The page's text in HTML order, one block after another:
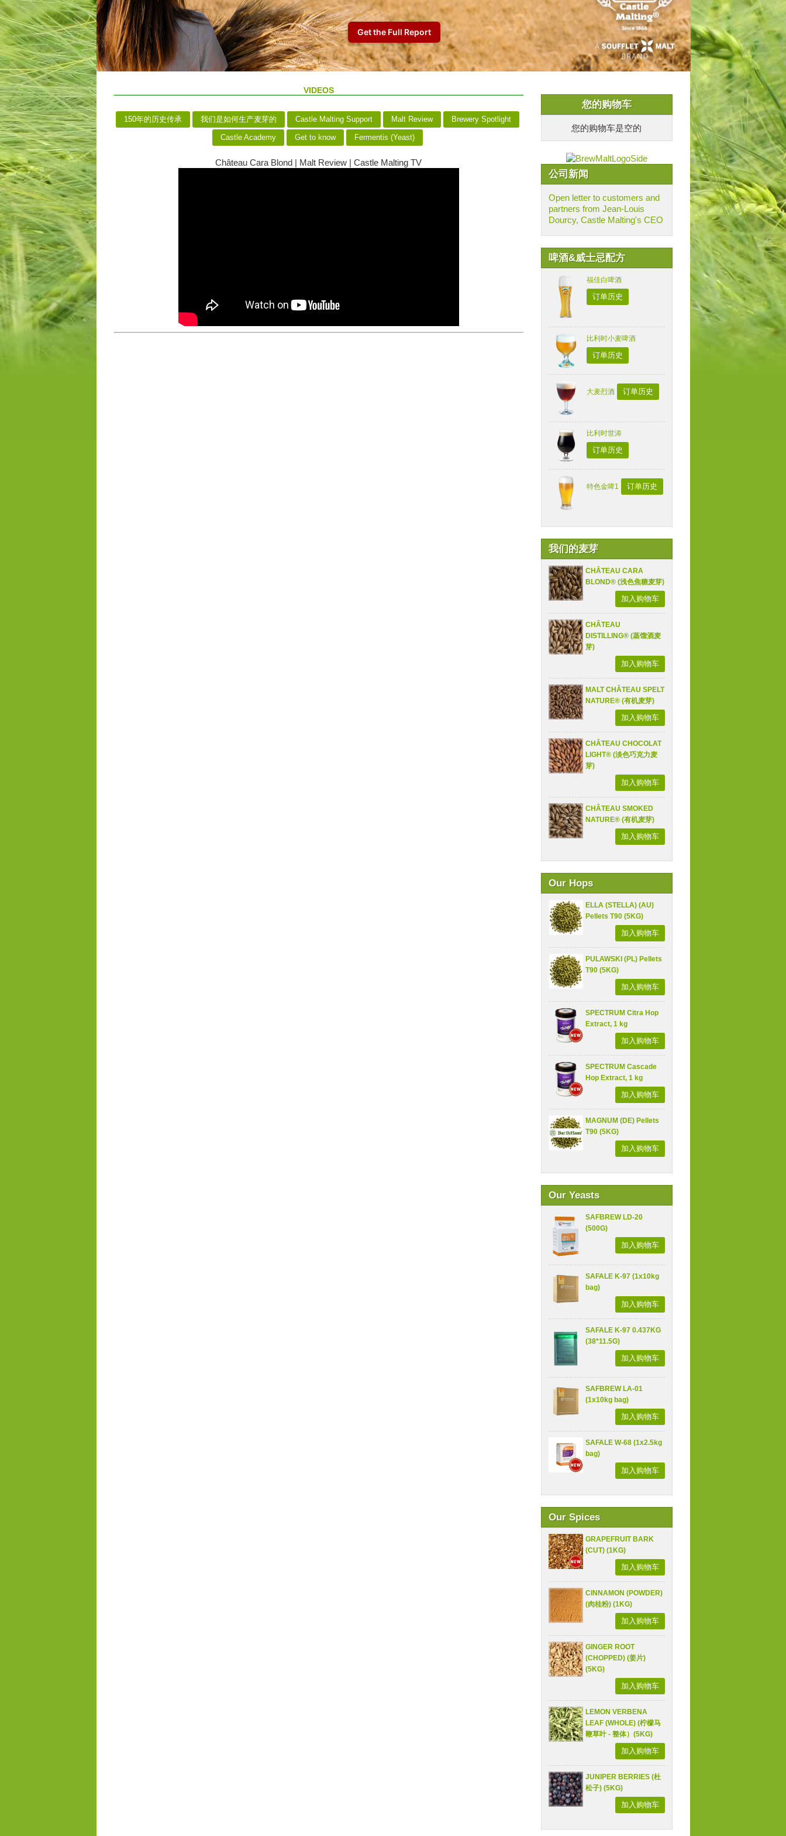
您的购物车
您的购物车是空的
公司新闻
Open letter to customers and
partners from Jean-Louis
Dourcy, Castle Malting's CEO
啤酒&威士忌配方
福佳白啤酒
订单历史
比利时小麦啤酒
订单历史
大麦烈酒 订单历史
比利时世涛
订单历史
特色金啤1 订单历史
我们的麦芽
CHÂTEAU CARA
BLOND® (浅色焦糖麦芽)
加入购物车
CHÂTEAU
DISTILLING® (蒸馏酒麦
芽)
加入购物车
MALT CHÂTEAU SPELT
NATURE® (有机麦芽)
加入购物车
CHÂTEAU CHOCOLAT
LIGHT® (淡色巧克力麦
芽)
加入购物车
CHÂTEAU SMOKED
NATURE® (有机麦芽)
加入购物车
Our Hops
ELLA (STELLA) (AU)
Pellets T90 (5KG)
加入购物车
PULAWSKI (PL) Pellets
T90 (5KG)
加入购物车
SPECTRUM Citra Hop
Extract, 1 kg
加入购物车
SPECTRUM Cascade
Hop Extract, 1 kg
加入购物车
MAGNUM (DE) Pellets
T90 (5KG)
加入购物车
Our Yeasts
SAFBREW LD-20
(500G)
加入购物车
SAFALE K-97 (1x10kg
bag)
加入购物车
SAFALE K-97 0.437KG
(38*11.5G)
加入购物车
SAFBREW LA-01
(1x10kg bag)
加入购物车
SAFALE W-68 (1x2.5kg
bag)
加入购物车
Our Spices
GRAPEFRUIT BARK
(CUT) (1KG)
加入购物车
CINNAMON (POWDER)
(肉桂粉) (1KG)
加入购物车
GINGER ROOT
(CHOPPED) (姜片)
(5KG)
加入购物车
LEMON VERBENA
LEAF (WHOLE) (柠檬马
鞭草叶 - 整体）(5KG)
加入购物车
JUNIPER BERRIES (杜
松子) (5KG)
加入购物车
VIDEOS
150年的历史传承 我们是如何生产麦芽的 Castle Malting Support Malt Review Brewery Spotlight
Castle Academy Get to know Fermentis (Yeast)
Château Cara Blond | Malt Review | Castle Malting TV